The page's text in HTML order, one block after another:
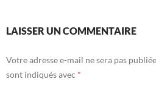
LAISSER UN COMMENTAIRE
Votre adresse e-mail ne sera pas
sont indiqués avec *